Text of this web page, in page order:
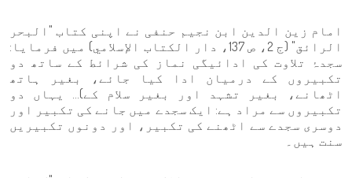
امام زین الدین ابن نجیم حنفی نے اپنی کتاب "البحر
الرائق" (ج 2، ص 137، دار الكتاب الإسلامي) میں فرمایا:
سجدۂ تلاوت کی ادائیگی نماز کی شرائط کے ساتھ دو
تکبیروں کے درمیان ادا کیا جائے، بغیر ہاتھ
اٹھانے، بغیر تشہد اور بغیر سلام کے)… یہاں دو
تکبیروں سے مراد ہے: ایک سجدے میں جانے کی تکبیر اور
دوسری سجدے سے اٹھنے کی تکبیر، اور دونوں تکبیریں
سنت ہیں۔